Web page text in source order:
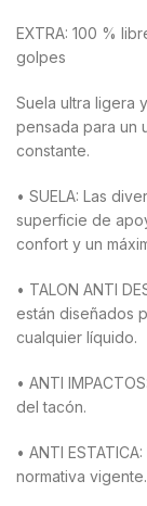
EXTRA: 100 %
golpes
Suela ultra ligera
pensada para un
constante.
• SUELA: Las
superficie de
confort y un
• TALON ANTI
están diseñados
cualquier líquido.
• ANTI
del tacón.
• ANTI
normativa vigente.